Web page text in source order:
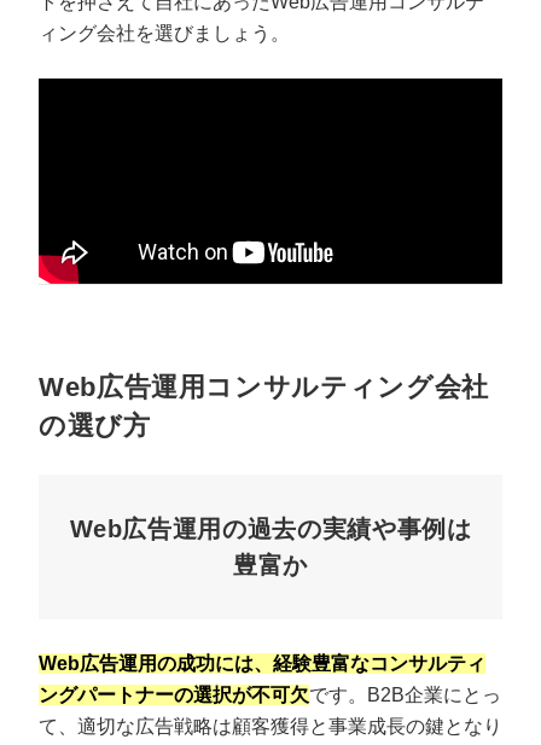
ィング会社を選びましょう。
Web広告運用コンサルティング会社
の選び方
Web広告運用の過去の実績や事例は
豊富か
Web広告運用の成功には、経験豊富なコンサルティ
ングパートナーの選択が不可欠です。B2B企業にとっ
て、適切な広告戦略は顧客獲得と事業成長の鍵となり